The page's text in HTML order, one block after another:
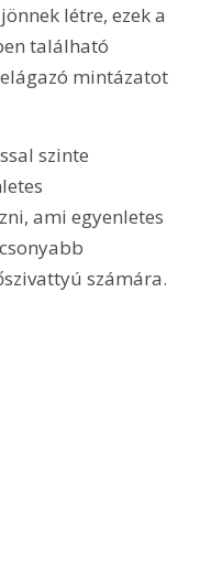
létre, ezek a
található
mintázatot
szinte
ami egyenletes
számára.